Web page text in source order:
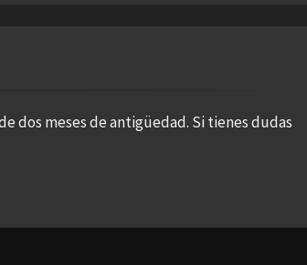
dos meses de antigüedad. Si tienes dudas